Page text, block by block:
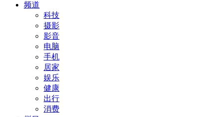
频道
科技
摄影
影音
电脑
手机
居家
娱乐
健康
出行
消费